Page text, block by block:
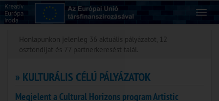
Honlapunkon jelenleg 36 aktuális pályázatot, 12
ösztöndíjat és 77 partnerkeresést talál.
» KULTURÁLIS CÉLÚ PÁLYÁZATOK
Megjelent a Cultural Horizons program Artistic